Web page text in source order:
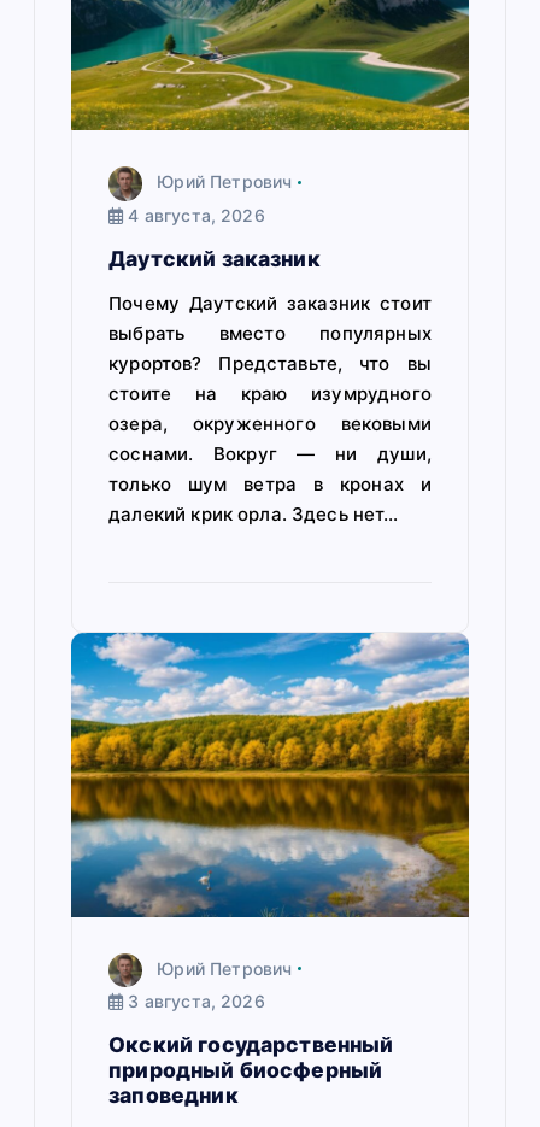
Юрий Петрович
4 августа, 2026
Даутский заказник
Почему Даутский заказник стоит
выбрать вместо популярных
курортов? Представьте, что вы
стоите на краю изумрудного
озера, окруженного вековыми
соснами. Вокруг — ни души,
только шум ветра в кронах и
далекий крик орла. Здесь нет…
Юрий Петрович
3 августа, 2026
Окский государственный
природный биосферный
заповедник